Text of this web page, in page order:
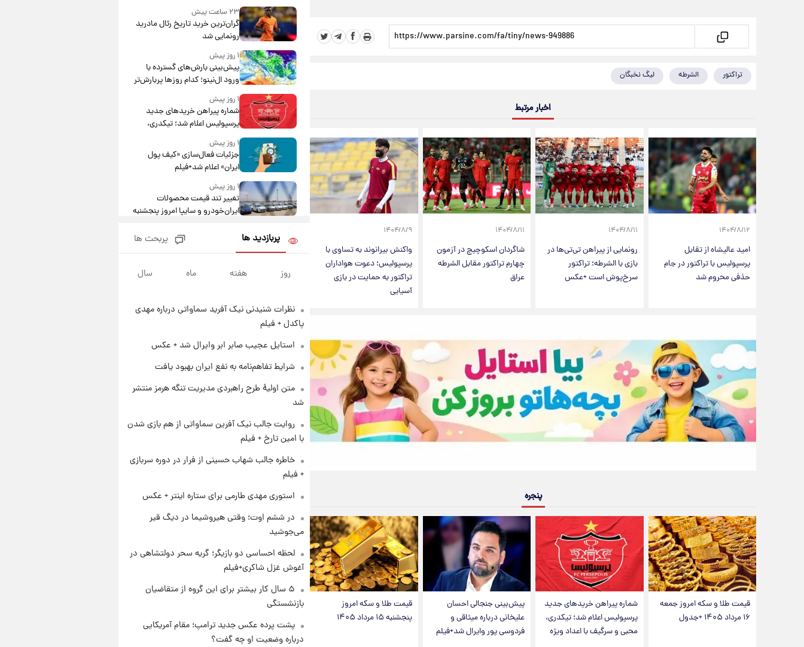
تراکتور الشرطه لیگ نخبگان
اخبار مرتبط
۱۴۰۴/۸/۱۲
امید عالیشاه از تقابل
پرسپولیس با تراکتور در جام
حذفی محروم شد
۱۴۰۴/۸/۱۱
رونمایی از پیراهن تی‌تی‌ها در
بازی با الشرطه؛ تراکتور
سرخ‌پوش است +عکس
۱۴۰۴/۸/۱۱
شاگردان اسکوچیچ در آزمون
چهارم تراکتور مقابل الشرطه
عراق
۱۴۰۴/۸/۹
واکنش بیرانوند به تساوی با
پرسپولیس؛ دعوت هواداران
تراکتور به حمایت در بازی
آسیایی
پنجره
قیمت طلا و سکه امروز جمعه
۱۶ مرداد ۱۴۰۵ +جدول
شماره پیراهن خریدهای جدید
پرسپولیس اعلام شد؛ تیکدری،
محبی و سرگیف با اعداد ویژه
پیش‌بینی جنجالی احسان
علیخانی درباره میثاقی و
فردوسی پور وایرال شد+فیلم
قیمت طلا و سکه امروز
پنجشنبه ۱۵ مرداد ۱۴۰۵
۲۳ ساعت پیش
گران‌ترین خرید تاریخ رئال مادرید
رونمایی شد
۱ روز پیش
پیش‌بینی بارش‌های گسترده با
ورود ال‌نینو؛ کدام روزها پربارش‌تر
خواهند بود؟
۱ روز پیش
شماره پیراهن خریدهای جدید
پرسپولیس اعلام شد؛ تیکدری،
محبی و سرگیف با اعداد ویژه
۱ روز پیش
جزئیات فعال‌سازی «کیف پول
ایران» اعلام شد+فیلم
۱ روز پیش
تغییر تند قیمت محصولات
ایران‌خودرو و سایپا امروز پنجشنبه
قیمت طلا و سکه امروز پنجشنبه
۱۵ مرداد ۱۴۰۵
۱ روز پیش
اعلام شد؛ شاهین، کوییک، اطلس،
جدول
سیگنال‌های جدید برای بازار طلا؛
پیش‌بینی قیمت سکه و طلا فردا
پربازدید ها پربحث ها
روز هفته ماه سال
نظرات شنیدنی نیک آفرید سماواتی درباره مهدی
پاکدل + فیلم
استایل عجیب صابر ابر وایرال شد + عکس
شرایط تفاهم‌نامه به نفع ایران بهبود یافت
متن اولیۀ طرح راهبردی مدیریت تنگه هرمز منتشر
شد
روایت جالب نیک آفرین سماواتی از هم بازی شدن
با امین تارخ + فیلم
خاطره جالب شهاب حسینی از فرار در دوره سربازی
+ فیلم
استوری مهدی طارمی برای ستاره اینتر + عکس
در ششم اوت؛ وقتی هیروشیما در دیگ قیر
می‌جوشید
لحظه احساسی دو بازیگر؛ گریه سحر دولتشاهی در
آغوش غزل شاکری+فیلم
۵ سال کار بیشتر برای این گروه از متقاضیان
بازنشستگی
پشت پرده عکس جدید ترامپ؛ مقام آمریکایی
درباره وضعیت او چه گفت؟